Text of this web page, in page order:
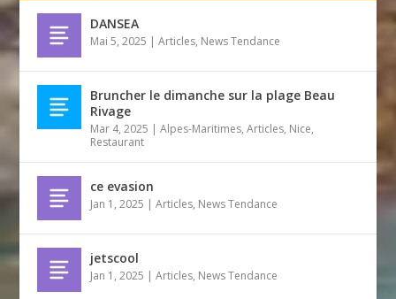
DANSEA
Mai 5, 2025 |Articles, News Tendance
Bruncher le dimanche sur la plage Beau
Rivage
Mar 4, 2025 |Alpes-Maritimes,Articles, Nice,
Restaurant
ce evasion
Jan 1, 2025 |Articles, News Tendance
jetscool
Jan 1, 2025 |Articles, News Tendance